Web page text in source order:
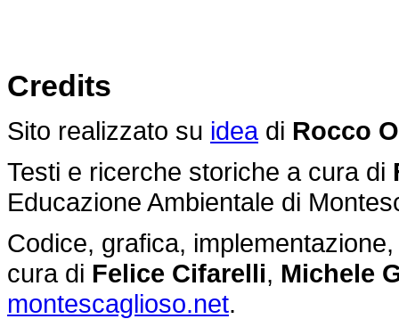
Credits
Sito realizzato su ideadi Rocco
Testi e ricerche storiche a cura di
Educazione Ambientale di
Codice, grafica,
cura di Felice Cifarelli, Michele
montescaglioso.net.